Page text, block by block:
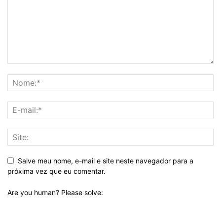
Salve meu nome, e-mail e site neste navegador para a
próxima vez que eu comentar.
Are you human? Please solve: